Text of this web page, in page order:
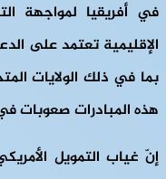
في أفريقيا لمواجهة
الإقليمية تعتمد على
بما في ذلك الولايات
هذه المبادرات صعوبات
إنّ غياب التمويل